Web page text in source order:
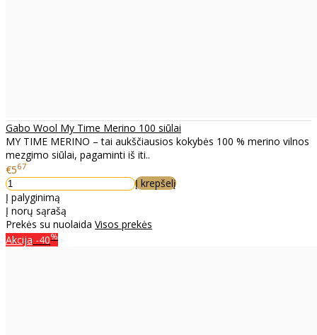
Gabo Wool My Time Merino 100 siūlai
MY TIME MERINO – tai aukščiausios kokybės 100 % merino vilnos
mezgimo siūlai, pagaminti iš iti..
€567
Į krepšelį
Į palyginimą
Į norų sąrašą
Prekės su nuolaida Visos prekės
Akcija -40%